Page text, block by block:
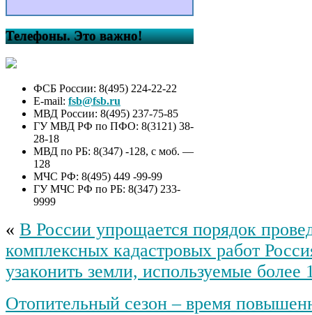
Телефоны. Это важно!
ФСБ России: 8(495) 224-22-22
E-mail: fsb@fsb.ru
МВД России: 8(495) 237-75-85
ГУ МВД РФ по ПФО: 8(3121) 38-
28-18
МВД по РБ: 8(347) -128, с моб. —
128
МЧС РФ: 8(495) 449 -99-99
ГУ МЧС РФ по РБ: 8(347) 233-
9999
« В России упрощается порядок
комплексных кадастровых работ
узаконить земли, используемые более
Отопительный сезон – время